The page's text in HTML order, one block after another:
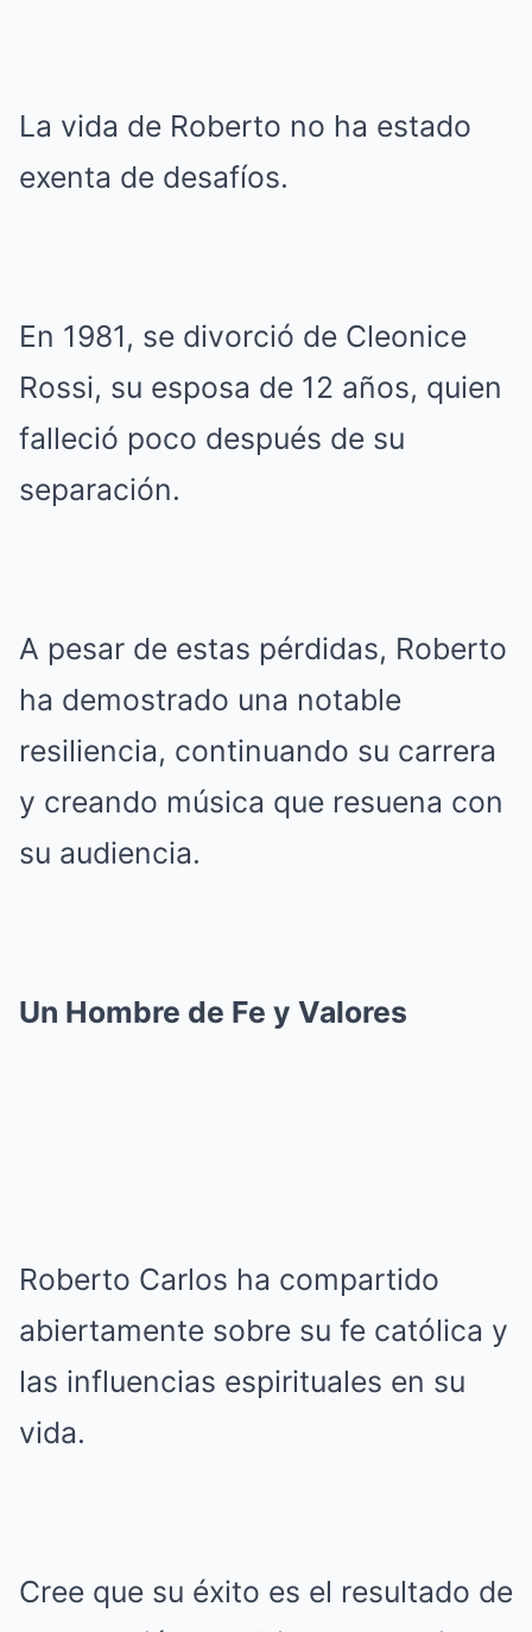
La vida de Roberto no ha estado
exenta de desafíos.
En 1981, se divorció de Cleonice
Rossi, su esposa de 12 años, quien
falleció poco después de su
separación.
A pesar de estas pérdidas, Roberto
ha demostrado una notable
resiliencia, continuando su carrera
y creando música que resuena con
su audiencia.
Un Hombre de Fe y Valores
Roberto Carlos ha compartido
abiertamente sobre su fe católica y
las influencias espirituales en su
vida.
Cree que su éxito es el resultado de